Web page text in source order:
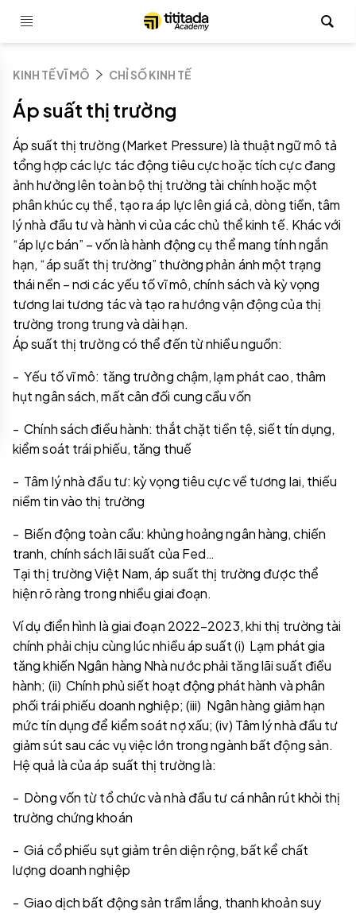
KINH TẾ VĨ MÔ CHỈ SỐ KINH TẾ
Áp suất thị trường
Áp suất thị trường (Market Pressure) là thuật ngữ mô tả
tổng hợp các lực tác động tiêu cực hoặc tích cực đang
ảnh hưởng lên toàn bộ thị trường tài chính hoặc một
phân khúc cụ thể, tạo ra áp lực lên giá cả, dòng tiền, tâm
lý nhà đầu tư và hành vi của các chủ thể kinh tế. Khác với
“áp lực bán” – vốn là hành động cụ thể mang tính ngắn
hạn, “áp suất thị trường” thường phản ánh một trạng
thái nền – nơi các yếu tố vĩ mô, chính sách và kỳ vọng
tương lai tương tác và tạo ra hướng vận động của thị
trường trong trung và dài hạn.
Áp suất thị trường có thể đến từ nhiều nguồn:
- Yếu tố vĩ mô: tăng trưởng chậm, lạm phát cao, thâm
hụt ngân sách, mất cân đối cung cầu vốn
- Chính sách điều hành: thắt chặt tiền tệ, siết tín dụng,
kiểm soát trái phiếu, tăng thuế
- Tâm lý nhà đầu tư: kỳ vọng tiêu cực về tương lai, thiếu
niềm tin vào thị trường
- Biến động toàn cầu: khủng hoảng ngân hàng, chiến
tranh, chính sách lãi suất của Fed…
Tại thị trường Việt Nam, áp suất thị trường được thể
hiện rõ ràng trong nhiều giai đoạn.
Ví dụ điển hình là giai đoạn 2022–2023, khi thị trường tài
chính phải chịu cùng lúc nhiều áp suất (i) Lạm phát gia
tăng khiến Ngân hàng Nhà nước phải tăng lãi suất điều
hành; (ii) Chính phủ siết hoạt động phát hành và phân
phối trái phiếu doanh nghiệp; (iii) Ngân hàng giảm hạn
mức tín dụng để kiểm soát nợ xấu; (iv) Tâm lý nhà đầu tư
giảm sút sau các vụ việc lớn trong ngành bất động sản.
Hệ quả là của áp suất thị trường là:
- Dòng vốn từ tổ chức và nhà đầu tư cá nhân rút khỏi thị
trường chứng khoán
- Giá cổ phiếu sụt giảm trên diện rộng, bất kể chất
lượng doanh nghiệp
- Giao dịch bất động sản trầm lắng, thanh khoản suy